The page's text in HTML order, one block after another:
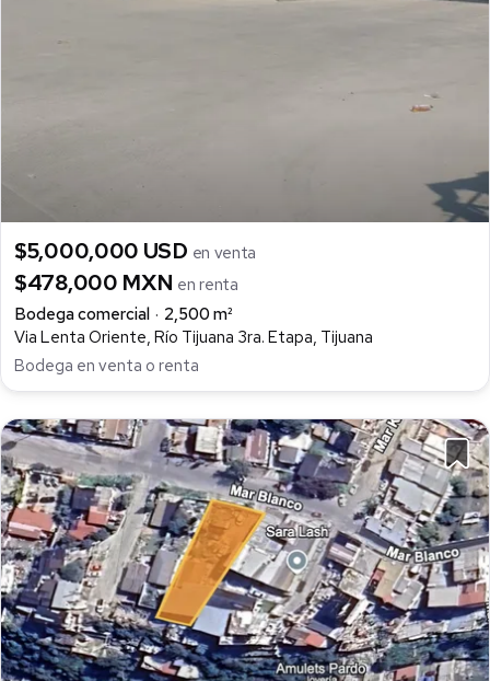
$5,000,000 USD en venta
$478,000 MXN en renta
Bodega comercial
2,500 m²
Via Lenta Oriente, Río Tijuana 3ra. Etapa, Tijuana
Bodega en venta o renta